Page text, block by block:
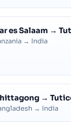
es Salaam →
→ India
→
→ India